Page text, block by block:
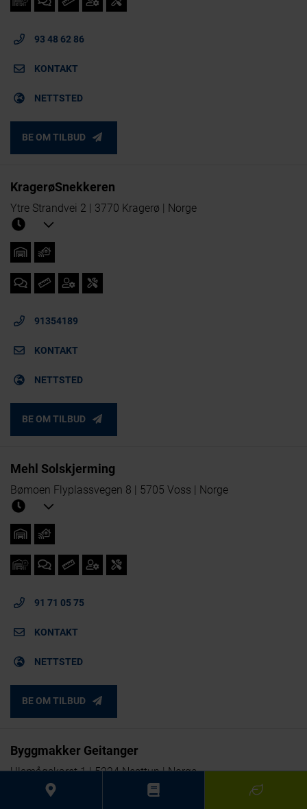
93 48 62 86
KONTAKT
NETTSTED
BE OM TILBUD
KragerøSnekkeren
Ytre Strandvei 2 | 3770 Kragerø | Norge
91354189
KONTAKT
NETTSTED
BE OM TILBUD
Mehl Solskjerming
Bømoen Flyplassvegen 8 | 5705 Voss | Norge
91 71 05 75
KONTAKT
NETTSTED
BE OM TILBUD
Byggmakker Geitanger
Ulsmågskaret 1 | 5224 Nesttun | Norge